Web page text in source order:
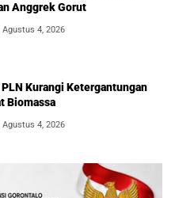
Anggrek Gorut
Agustus 4, 2026
Kurangi Ketergantungan
Biomassa
Agustus 4, 2026